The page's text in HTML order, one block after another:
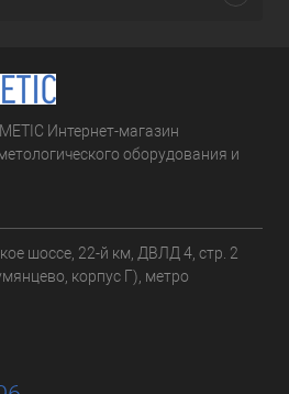
Интернет-магазин
оборудования и
шоссе, 22-й км, ДВЛД 4, стр. 2
корпус Г), метро